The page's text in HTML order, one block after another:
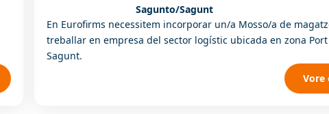
Sagunto/Sagunt
En Eurofirms necessitem incorporar un/a Mosso/a de
treballar en empresa del sector logístic ubicada en zona
Sagunt.
Vore